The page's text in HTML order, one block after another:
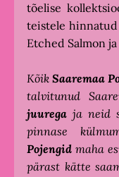
tõelise
teistele hinnatud
Etched Salmon
KõikSaaremaa
talvitunud
juurega ja neid
pinnase
Pojengid maha
pärast kätte